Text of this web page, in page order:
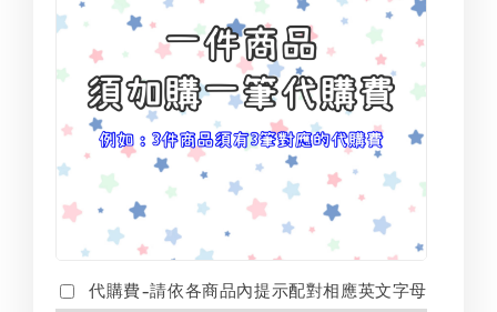
代購費-請依各商品內提示配對相應英文字母